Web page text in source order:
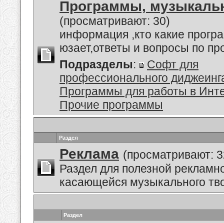
Программы,
(просматривают: 30)
информация ,кто какие
юзает,ответы и вопросы по
Подразделы:
Софт для
профессионального
Программы для работы в
Прочие программы
Раздел
Реклама (просматривают:
Раздел для полезной
касающейся музыкального
Раздел